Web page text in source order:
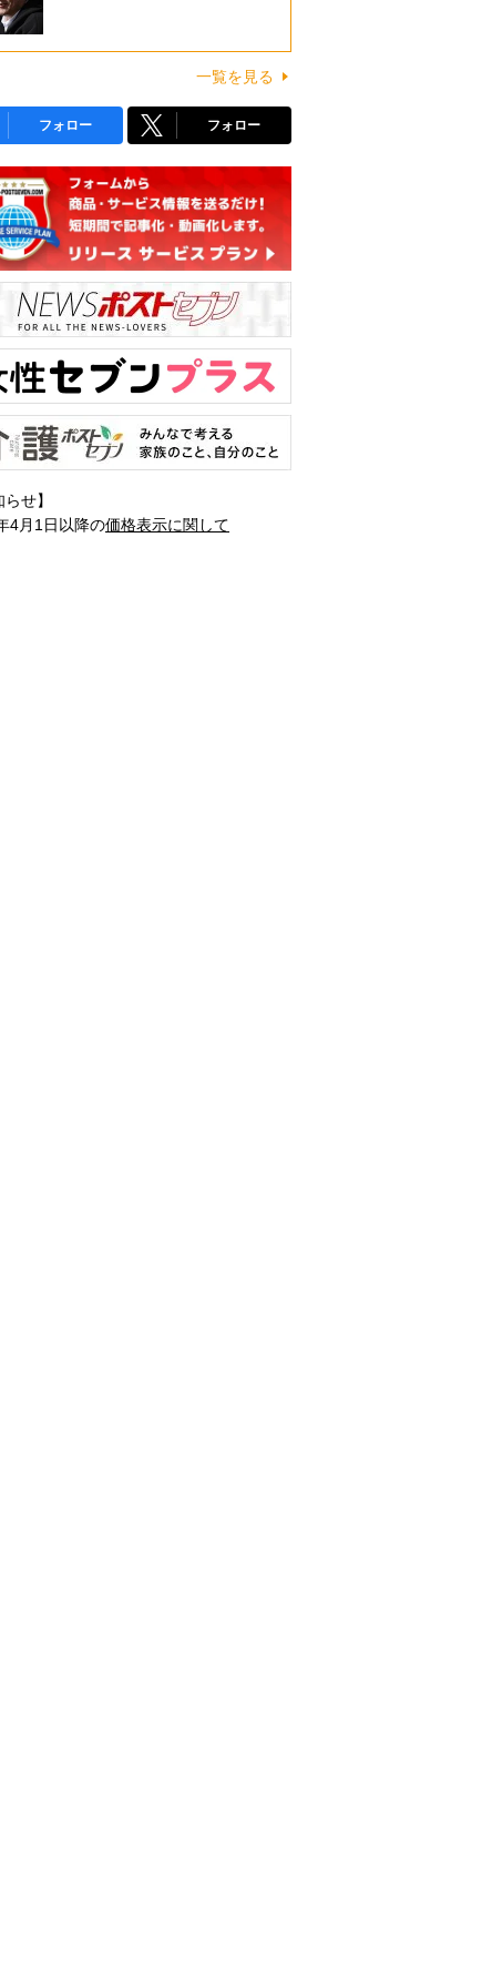
一覧を見る
フォロー フォロー
らせ】
4月1日以降の価格表示に関して